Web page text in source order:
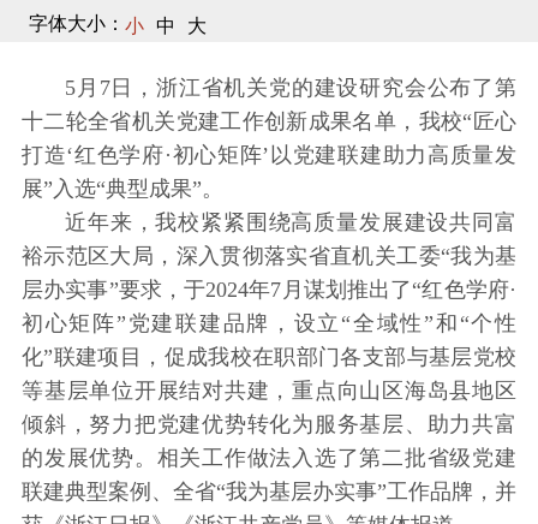
字体大小： 小 中 大
5月7日，浙江省机关党的建设研究会公布了第
十二轮全省机关党建工作创新成果名单，我校“匠心
打造‘红色学府·初心矩阵’以党建联建助力高质量发
展”入选“典型成果”。
近年来，我校紧紧围绕高质量发展建设共同富
裕示范区大局，深入贯彻落实省直机关工委“我为基
层办实事”要求，于2024年7月谋划推出了“红色学府·
初心矩阵”党建联建品牌，设立“全域性”和“个性
化”联建项目，促成我校在职部门各支部与基层党校
等基层单位开展结对共建，重点向山区海岛县地区
倾斜，努力把党建优势转化为服务基层、助力共富
的发展优势。相关工作做法入选了第二批省级党建
联建典型案例、全省“我为基层办实事”工作品牌，并